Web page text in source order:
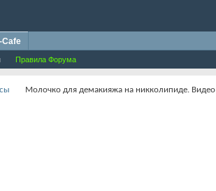
Правила Форума
Молочко для демакияжа на никколипиде. Видео